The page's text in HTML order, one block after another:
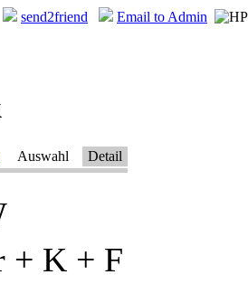
send2friend Email to Admin
Auswahl Detail
+ K + F